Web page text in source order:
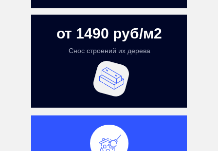
от 1490 руб/м2
Снос строений их дерева